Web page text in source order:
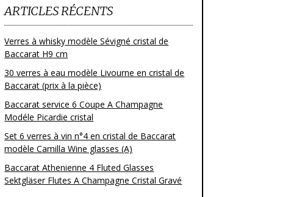
ARTICLES RÉCENTS
Verres à whisky modèle Sévigné cristal de
Baccarat H9 cm
30 verres à eau modèle Livourne en cristal de
Baccarat (prix à la pièce)
Baccarat service 6 Coupe A Champagne
Modéle Picardie cristal
Set 6 verres à vin n°4 en cristal de Baccarat
modèle Camilla Wine glasses (A)
Baccarat Athenienne 4 Fluted Glasses
Sektgläser Flutes A Champagne Cristal Gravé